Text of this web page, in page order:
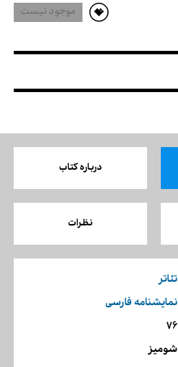
موجود نیست
درباره کتاب
نظرات
تئاتر
نمایشنامه فارسی
76
شومیز